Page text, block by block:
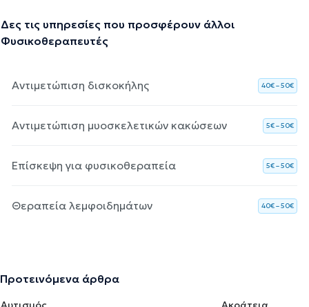
Δες τις υπηρεσίες που προσφέρουν άλλοι
Φυσικοθεραπευτές
Αντιμετώπιση δισκοκήλης 40€ – 50€
Αντιμετώπιση μυοσκελετικών κακώσεων 5€ – 50€
Επίσκεψη για φυσικοθεραπεία 5€ – 50€
Θεραπεία λεμφοιδημάτων 40€ – 50€
Προτεινόμενα άρθρα